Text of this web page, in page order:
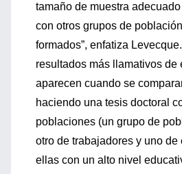
tamaño de muestra
con otros grupos de
formados”, enfatiza
resultados más llamativos de
aparecen cuando se
haciendo una tesis doctoral
poblaciones (un grupo de
otro de trabajadores y uno de
ellas con un alto nivel